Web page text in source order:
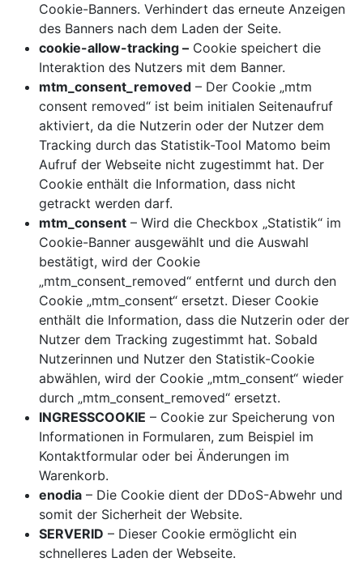
Cookie-Banners. Verhindert das erneute Anzeigen
des Banners nach dem Laden der Seite.
cookie-allow-tracking – Cookie speichert die
Interaktion des Nutzers mit dem Banner.
mtm_consent_removed – Der Cookie „mtm
consent removed“ ist beim initialen Seitenaufruf
aktiviert, da die Nutzerin oder der Nutzer dem
Tracking durch das Statistik-Tool Matomo beim
Aufruf der Webseite nicht zugestimmt hat. Der
Cookie enthält die Information, dass nicht
getrackt werden darf.
mtm_consent – Wird die Checkbox „Statistik“ im
Cookie-Banner ausgewählt und die Auswahl
bestätigt, wird der Cookie
„mtm_consent_removed“ entfernt und durch den
Cookie „mtm_consent“ ersetzt. Dieser Cookie
enthält die Information, dass die Nutzerin oder der
Nutzer dem Tracking zugestimmt hat. Sobald
Nutzerinnen und Nutzer den Statistik-Cookie
abwählen, wird der Cookie „mtm_consent“ wieder
durch „mtm_consent_removed“ ersetzt.
INGRESSCOOKIE – Cookie zur Speicherung von
Informationen in Formularen, zum Beispiel im
Kontaktformular oder bei Änderungen im
Warenkorb.
enodia – Die Cookie dient der DDoS-Abwehr und
somit der Sicherheit der Website.
SERVERID – Dieser Cookie ermöglicht ein
schnelleres Laden der Webseite.